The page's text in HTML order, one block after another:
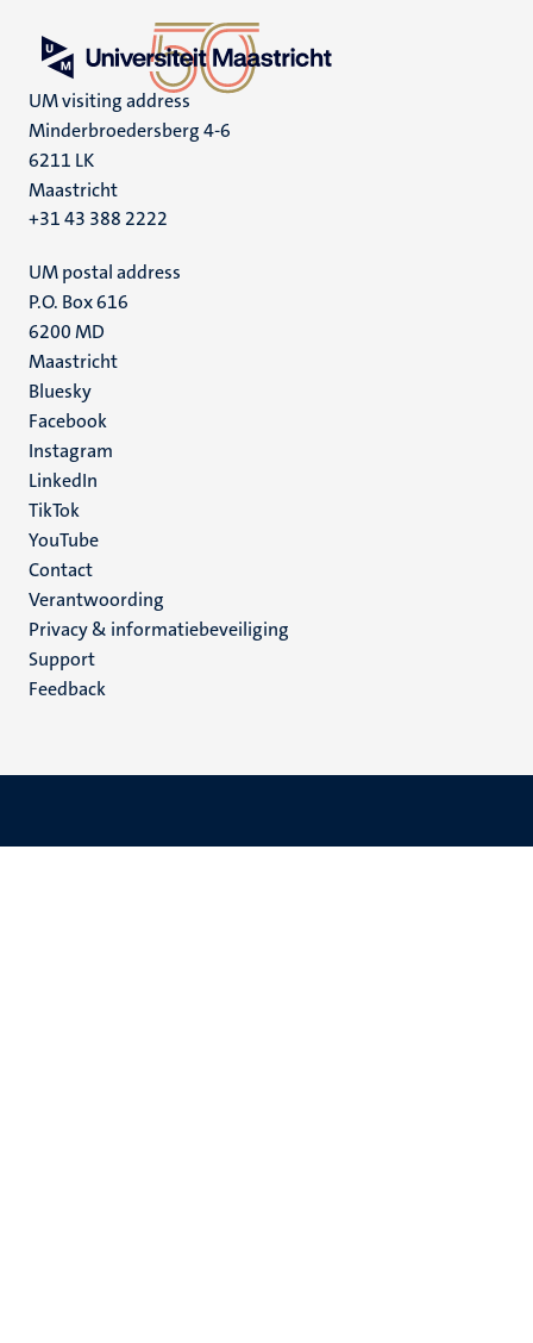
UM visiting address
Minderbroedersberg 4-6
6211 LK
Maastricht
+31 43 388 2222
UM postal address
P.O. Box 616
6200 MD
Maastricht
Social
media
Bluesky
Facebook
Instagram
LinkedIn
TikTok
YouTube
Menu
footer
(NL)
Contact
Verantwoording
Privacy & informatiebeveiliging
Support
Feedback